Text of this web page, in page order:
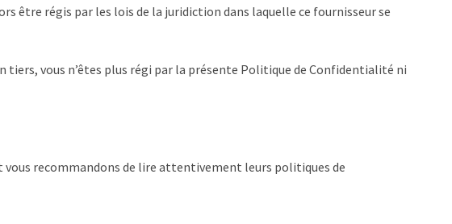
être régis par les lois de la juridiction dans laquelle ce fournisseur se
tiers, vous n’êtes plus régi par la présente Politique de Confidentialité ni
vous recommandons de lire attentivement leurs politiques de